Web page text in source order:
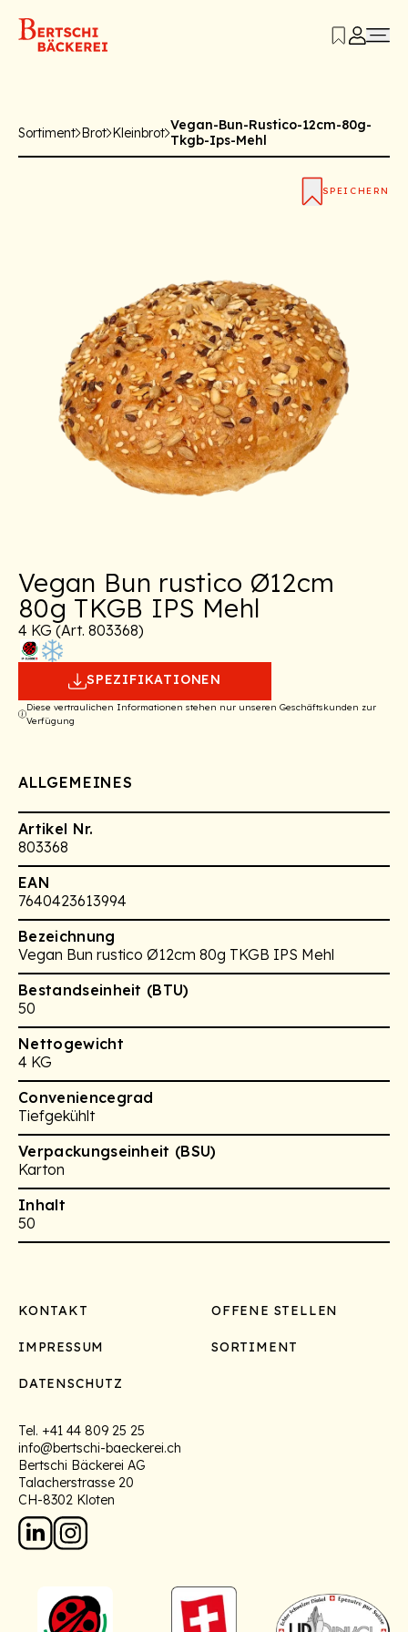
Sortiment Brot Kleinbrot Vegan-Bun-Rustico-12cm-80g-
Tkgb-Ips-Mehl
SPEICHERN
Vegan Bun rustico Ø12cm
80g TKGB IPS Mehl
4 KG (Art. 803368)
SPEZIFIKATIONEN
Diese vertraulichen Informationen stehen nur unseren Geschäftskunden zur
Verfügung
ALLGEMEINES
Artikel Nr.
803368
EAN
7640423613994
Bezeichnung
Vegan Bun rustico Ø12cm 80g TKGB IPS Mehl
Bestandseinheit (BTU)
50
Nettogewicht
4 KG
Conveniencegrad
Tiefgekühlt
Verpackungseinheit (BSU)
Karton
Inhalt
50
Footer
KONTAKT OFFENE STELLEN
IMPRESSUM SORTIMENT
DATENSCHUTZ
Tel. +41 44 809 25 25
info@bertschi-baeckerei.ch
Bertschi Bäckerei AG
Talacherstrasse 20
CH-8302 Kloten